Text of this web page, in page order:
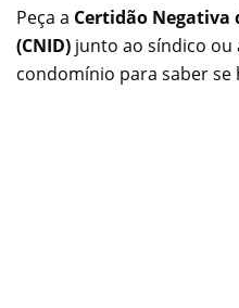
Peça a Certidão Negativa
(CNID) junto ao síndico
condomínio para saber se